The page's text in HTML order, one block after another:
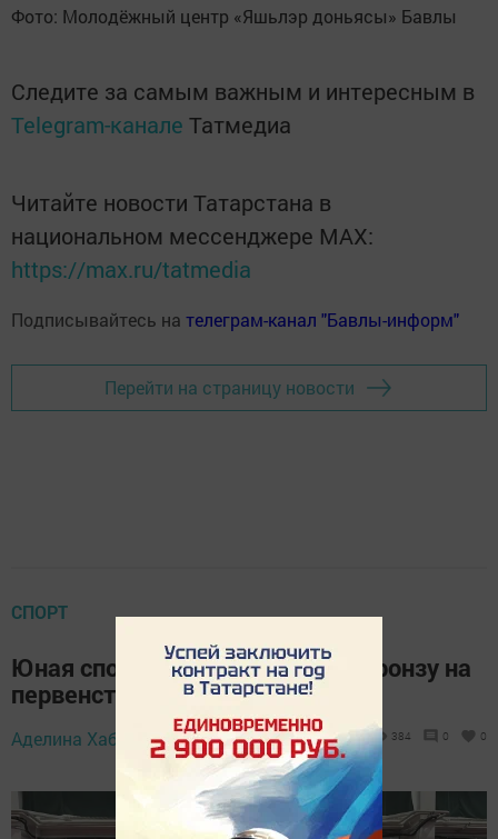
Фото: Молодёжный центр «Яшьлэр доньясы» Бавлы
Следите за самым важным и интересным в
Telegram-канале Татмедиа
Читайте новости Татарстана в
национальном мессенджере MАХ:
https://max.ru/tatmedia
Подписывайтесь на телеграм-канал "Бавлы-информ"
Перейти на страницу новости
СПОРТ
Юная спортсменка завоевала бронзу на
первенстве России
Аделина Хабипова, 1 июня 2026 - 18:14 384 0 0